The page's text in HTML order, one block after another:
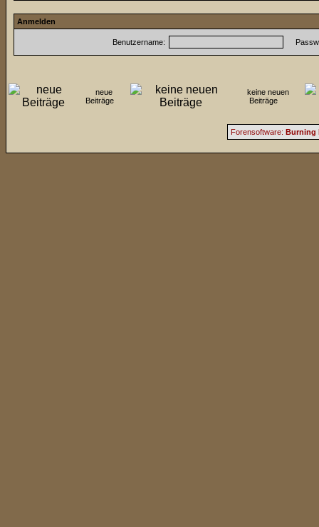
Anmelden
Benutzername:
neue
Beiträge
keine neuen
Beiträge
Forensoftware: Burning